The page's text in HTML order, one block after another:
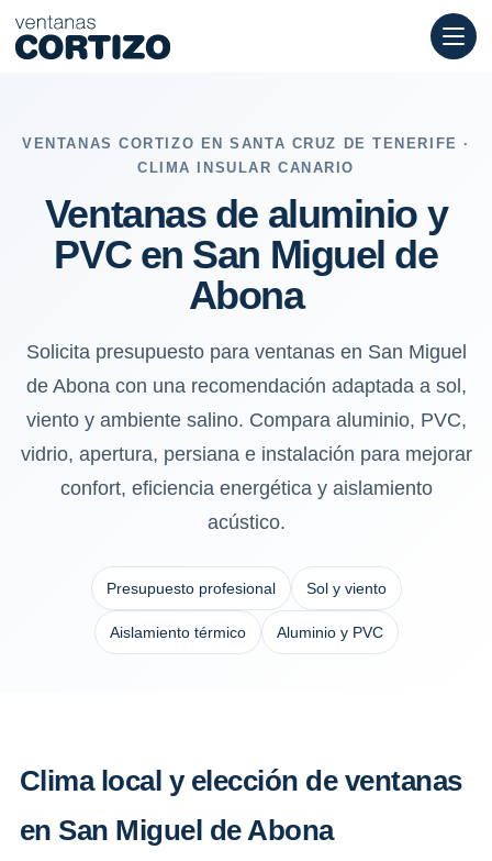
Ventanas de aluminio y PVC en San Miguel de Abona: sol,
VENTANAS CORTIZO EN SANTA CRUZ DE TENERIFE ·
CLIMA INSULAR CANARIO
Ventanas de aluminio y
PVC en San Miguel de
Abona
Solicita presupuesto para ventanas en San Miguel
de Abona con una recomendación adaptada a sol,
viento y ambiente salino. Compara aluminio, PVC,
vidrio, apertura, persiana e instalación para mejorar
confort, eficiencia energética y aislamiento
acústico.
Presupuesto profesional Sol y viento
Aislamiento térmico Aluminio y PVC
Clima local y elección de ventanas
en San Miguel de Abona